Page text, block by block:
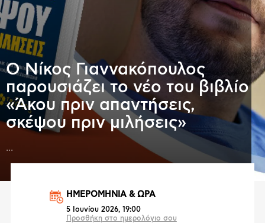
Ο Νίκος Γιαννακόπουλος
παρουσιάζει το νέο του βιβλίο
«Άκου πριν απαντήσεις,
σκέψου πριν μιλήσεις»
...
ΗΜΕΡΟΜΗΝΙΑ & ΩΡΑ
5 Ιουνίου 2026, 19:00
Προσθήκη στο ημερολόγιο σου